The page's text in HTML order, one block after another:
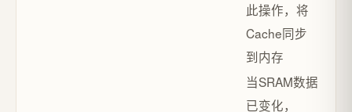
此操作，将
Cache同步
到内存
当SRAM数据
已变化，